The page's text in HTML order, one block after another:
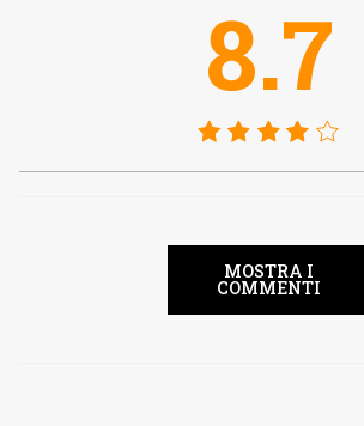
8.7
MOSTRA I
COMMENTI